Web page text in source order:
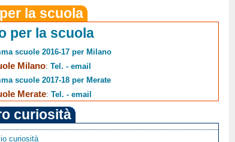
la scuola
per la scuola
scuole 2016-17 per Milano
Milano:Tel. - email
scuole 2017-18 per Merate
Merate:Tel. - email
curiosità
curiosità